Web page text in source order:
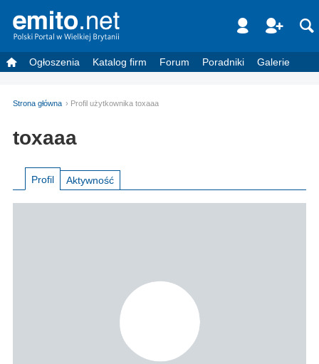
Ogłoszenia Katalog firm Forum Poradniki Galerie
Strona główna Profil użytkownika toxaaa
toxaaa
Profil Aktywność